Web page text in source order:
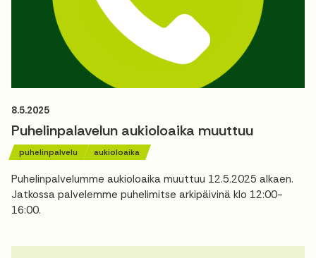
8.5.2025
Puhelinpalavelun aukioloaika muuttuu
puhelinpalvelu aukioloaika
Puhelinpalvelumme aukioloaika muuttuu 12.5.2025 alkaen.
Jatkossa palvelemme puhelimitse arkipäivinä klo 12:00-
16:00.